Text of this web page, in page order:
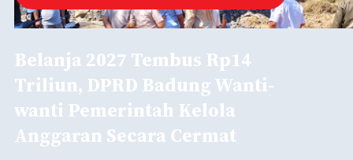
Belanja 2027 Tembus Rp14
Triliun, DPRD Badung Wanti-
wanti Pemerintah Kelola
Anggaran Secara Cermat